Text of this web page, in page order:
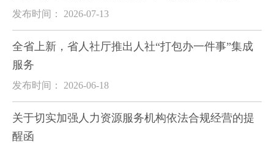
发布时间： 2026-07-13
全省上新，省人社厅推出人社“打包办一件事”集成
服务
发布时间： 2026-06-18
关于切实加强人力资源服务机构依法合规经营的提
醒函